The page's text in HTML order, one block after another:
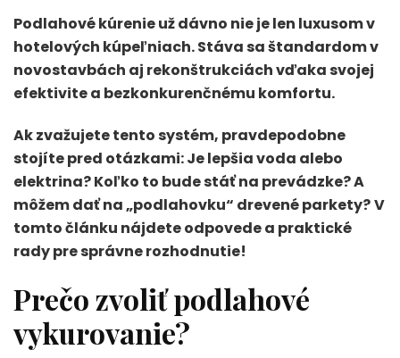
Podlahové kúrenie už dávno nie je len luxusom v
hotelových kúpeľniach. Stáva sa štandardom v
novostavbách aj rekonštrukciách vďaka svojej
efektivite a bezkonkurenčnému komfortu.
Ak zvažujete tento systém, pravdepodobne
stojíte pred otázkami: Je lepšia voda alebo
elektrina? Koľko to bude stáť na prevádzke? A
môžem dať na „podlahovku“ drevené parkety?V
tomto článku nájdete odpovede a praktické
rady pre správne rozhodnutie!
Prečo zvoliť podlahové
vykurovanie?